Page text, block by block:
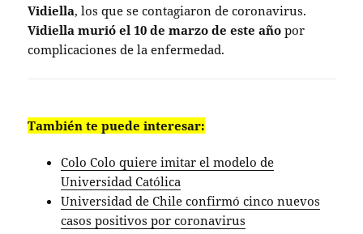
Vidiella, los que se contagiaron de coronavirus.
Vidiella murió el 10 de marzo de este año por
complicaciones de la enfermedad.
También te puede interesar:
Colo Colo quiere imitar el modelo de
Universidad Católica
Universidad de Chile confirmó cinco nuevos
casos positivos por coronavirus